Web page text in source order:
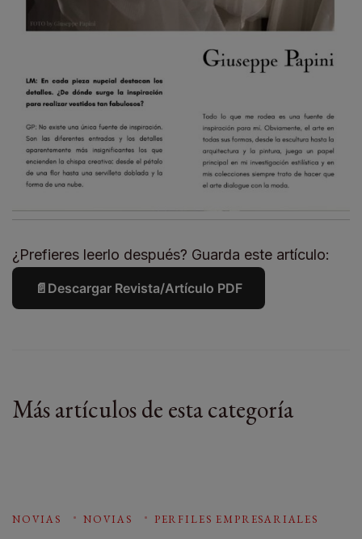
¿Prefieres leerlo después? Guarda este artículo:
📄 Descargar Revista/Artículo PDF
Más artículos de esta categoría
NOVIAS NOVIAS PERFILES EMPRESARIALES